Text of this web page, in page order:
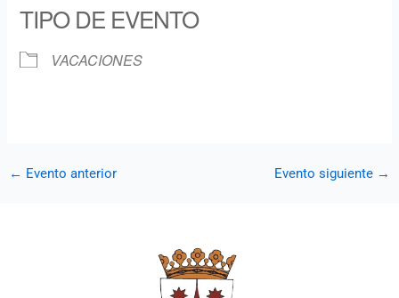
TIPO DE EVENTO
VACACIONES
← Evento anterior Evento siguiente →